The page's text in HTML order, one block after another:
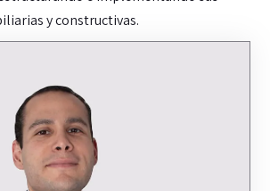
y constructivas.